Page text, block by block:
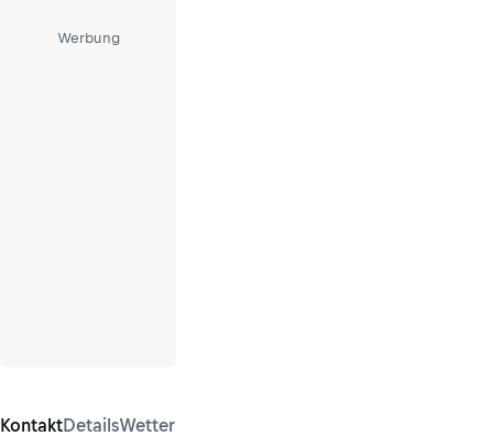
Werbung
KontaktDetailsWetter